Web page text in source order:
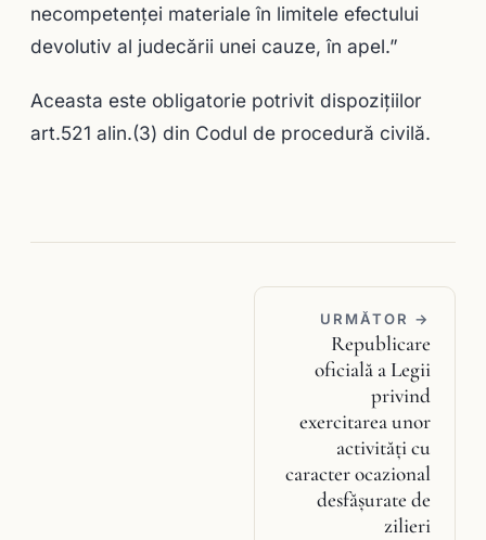
necompetenţei materiale în limitele efectului
devolutiv al judecării unei cauze, în apel.”
Aceasta este obligatorie potrivit dispoziţiilor
art.521 alin.(3) din Codul de procedură civilă.
URMĂTOR →
Republicare
oficială a Legii
privind
exercitarea unor
activităţi cu
caracter ocazional
desfăşurate de
zilieri